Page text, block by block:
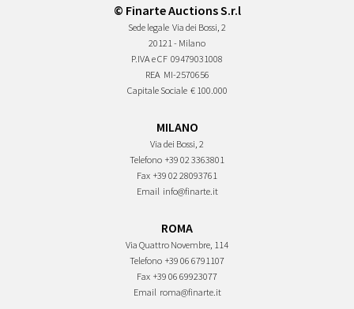
© Finarte Auctions S.r.l
Sede legale Via dei Bossi, 2
20121 - Milano
P.IVA e CF 09479031008
REA MI-2570656
Capitale Sociale € 100.000
MILANO
Via dei Bossi, 2
Telefono +39 02 3363801
Fax +39 02 28093761
Email info@finarte.it
ROMA
Via Quattro Novembre, 114
Telefono +39 06 6791107
Fax +39 06 69923077
Email roma@finarte.it